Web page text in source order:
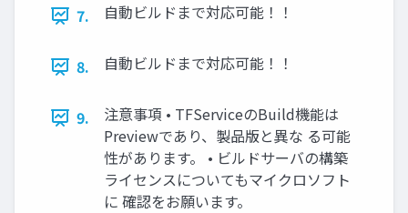
7. 自動ビルドまで対応可能！！
8. 自動ビルドまで対応可能！！
9.
注意事項 • TFServiceのBuild機能は
Previewであり、製品版と異な る可能
性があります。 • ビルドサーバの構築
ライセンスについてもマイクロソフト
に 確認をお願います。